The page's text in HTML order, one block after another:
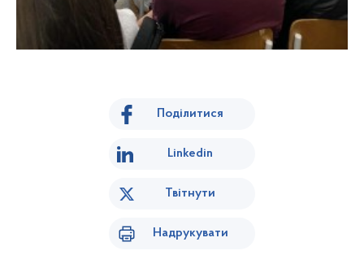
Поділитися
Linkedin
Твітнути
Надрукувати